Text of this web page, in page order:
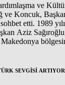
ve
Koncuk,
etti. 1989
Aziz
SEVGİSİ